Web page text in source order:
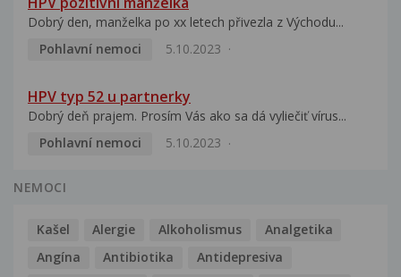
Dobrý den, manželka po xx letech přivezla z Východu...
Pohlavní nemoci
5.10.2023
HPV typ 52 u partnerky
Dobrý deň prajem. Prosím Vás ako sa dá vyliečiť vírus...
Pohlavní nemoci
5.10.2023
NEMOCI
Kašel Alergie Alkoholismus
Analgetika
Angína
Antibiotika
Antidepresiva